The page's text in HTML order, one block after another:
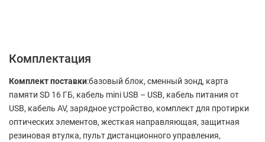
Комплектация
Комплект поставки:базовый блок, сменный зонд, карта
памяти SD 16 ГБ, кабель mini USB – USB, кабель питания от
USB, кабель AV, зарядное устройство, комплект для протирки
оптических элементов, жесткая направляющая, защитная
резиновая втулка, пульт дистанционного управления,